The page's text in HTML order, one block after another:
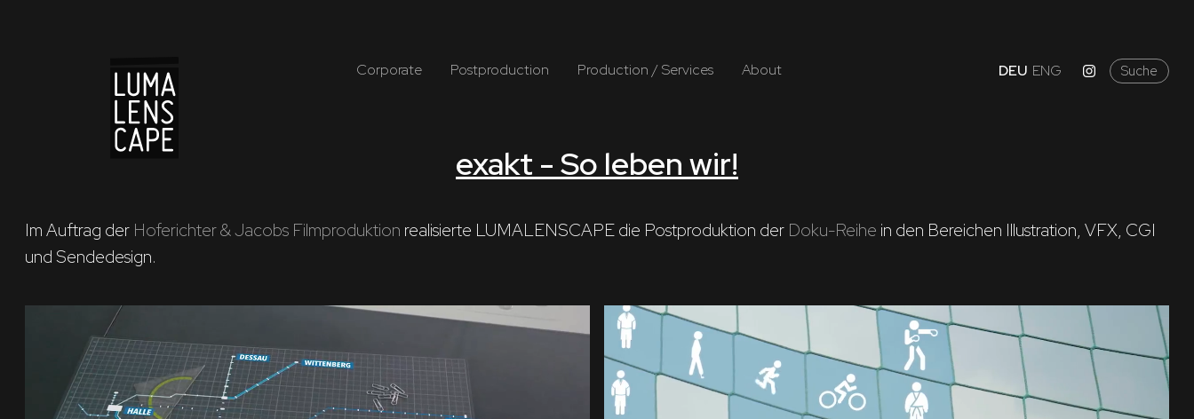
Corporate Postproduction Production / Services About DEU ENG Suche
exakt - So leben wir!
Im Auftrag der Hoferichter & Jacobs Filmproduktion realisierte LUMALENSCAPE die Postproduktion der Doku-Reihe in den Bereichen Illustration, VFX, CGI
und Sendedesign.